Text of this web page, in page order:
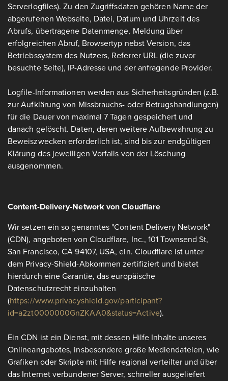
Serverlogfiles). Zu den Zugriffsdaten gehören Name der
abgerufenen Webseite, Datei, Datum und Uhrzeit des
Abrufs, übertragene Datenmenge, Meldung über
erfolgreichen Abruf, Browsertyp nebst Version, das
Betriebssystem des Nutzers, Referrer URL (die zuvor
besuchte Seite), IP-Adresse und der anfragende Provider.
Logfile-Informationen werden aus Sicherheitsgründen (z.B.
zur Aufklärung von Missbrauchs- oder Betrugshandlungen)
für die Dauer von maximal 7 Tagen gespeichert und
danach gelöscht. Daten, deren weitere Aufbewahrung zu
Beweiszwecken erforderlich ist, sind bis zur endgültigen
Klärung des jeweiligen Vorfalls von der Löschung
ausgenommen.
Content-Delivery-Network von Cloudflare
Wir setzen ein so genanntes "Content Delivery Network"
(CDN), angeboten von Cloudflare, Inc., 101 Townsend St,
San Francisco, CA 94107, USA, ein. Cloudflare ist unter
dem Privacy-Shield-Abkommen zertifiziert und bietet
hierdurch eine Garantie, das europäische
Datenschutzrecht einzuhalten
(https://www.privacyshield.gov/participant?
id=a2zt0000000GnZKAA0&status=Active).
Ein CDN ist ein Dienst, mit dessen Hilfe Inhalte unseres
Onlineangebotes, insbesondere große Mediendateien, wie
Grafiken oder Skripte mit Hilfe regional verteilter und über
das Internet verbundener Server, schneller ausgeliefert